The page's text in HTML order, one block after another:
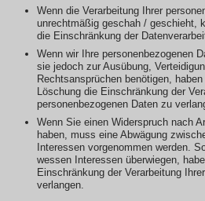
Wenn die Verarbeitung Ihrer
unrechtmäßig geschah / geschieht,
die Einschränkung der
Wenn wir Ihre personenbezogenen
sie jedoch zur Ausübung,
Rechtsansprüchen benötigen,
Löschung die Einschränkung der
personenbezogenen Daten zu
Wenn Sie einen Widerspruch nach
haben, muss eine Abwägung
Interessen vorgenommen werden.
wessen Interessen überwiegen,
Einschränkung der Verarbeitung
verlangen.